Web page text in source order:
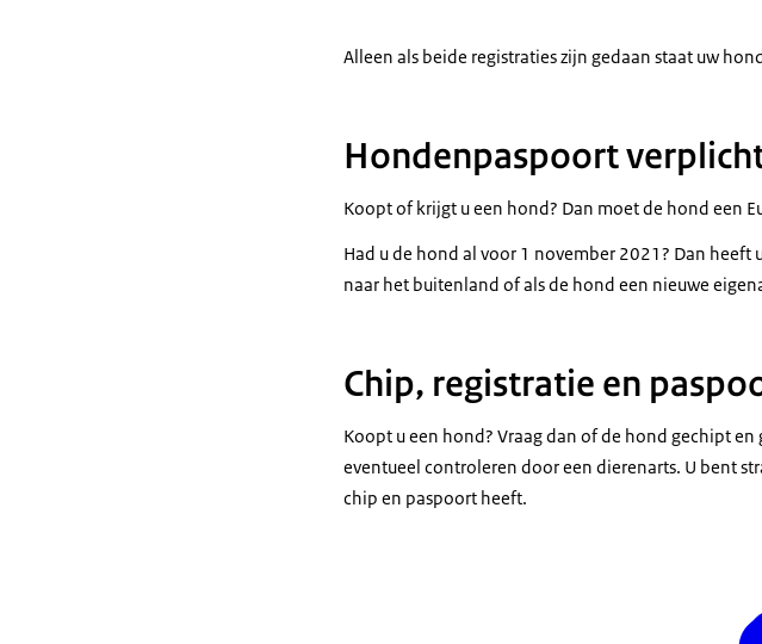
Alleen als beide registraties zijn gedaan staat uw
Hondenpaspoort
Koopt of krijgt u een hond? Dan moet de hond een
Had u de hond al voor 1 november 2021? Dan
naar het buitenland of als de hond een nieuwe
Chip, registratie en
Koopt u een hond? Vraag dan of de hond gechipt
eventueel controleren door een dierenarts. U bent
chip en paspoort heeft.